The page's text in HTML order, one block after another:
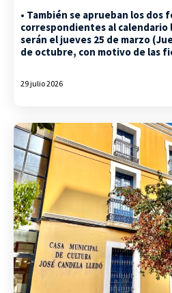
• También se aprueban los dos
correspondientes al calendario
serán el jueves 25 de marzo
de octubre, con motivo de las
29 julio 2026